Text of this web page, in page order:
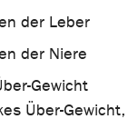
der Leber
der Niere
Gewicht
Über-